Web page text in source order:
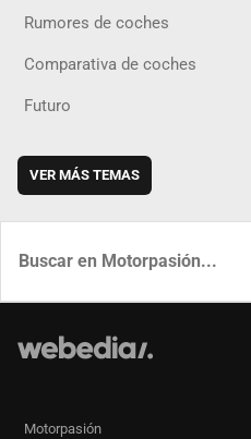
Rumores de coches
Comparativa de coches
Futuro
VER MÁS TEMAS
Motorpasión